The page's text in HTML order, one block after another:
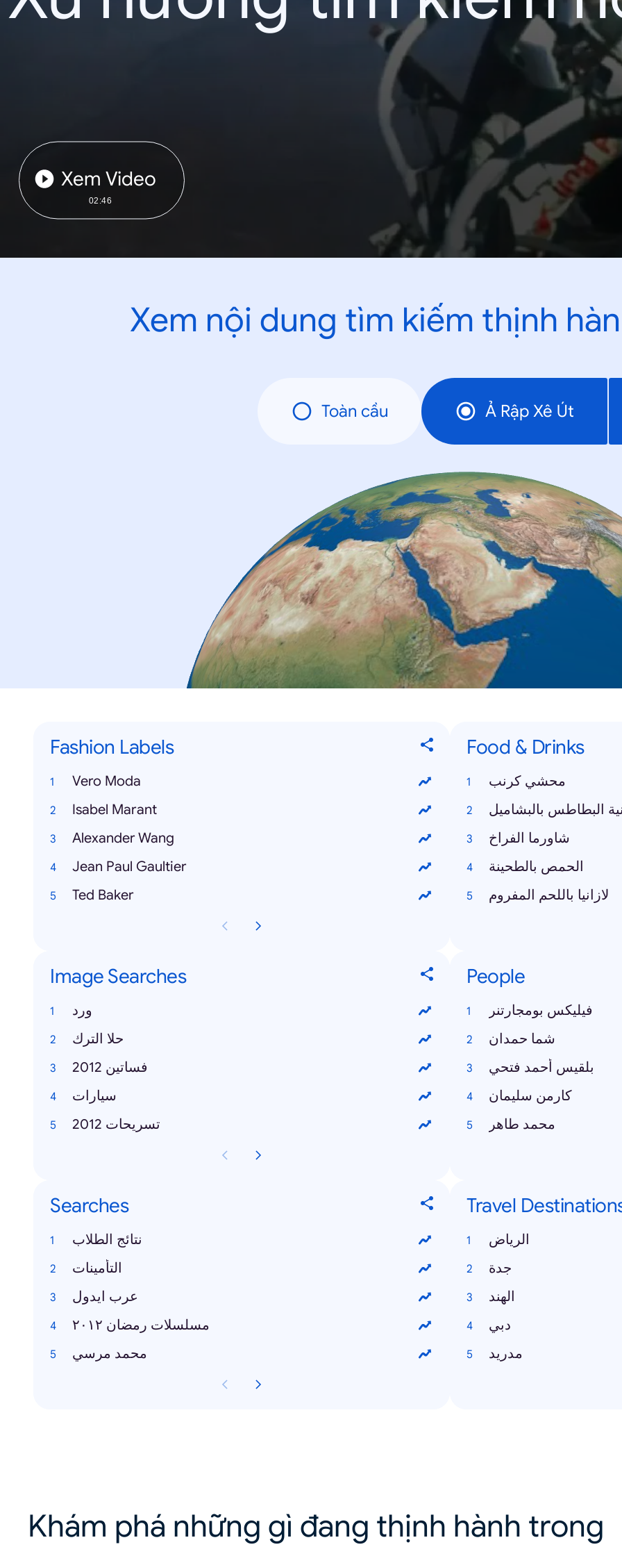
Xem Video
02:46
Xem nội dung tìm kiếm thịnh
Toàn cầu Ả Rập Xê Út
Fashion Labels
Vero Moda
Isabel Marant
Alexander Wang
Jean Paul Gaultier
Ted Baker
Food & Drinks
محشي كرنب
البطاطس بالبشاميل
شاورما الفراخ
الحمص بالطحينة
لازانيا باللحم المفروم
Image Searches
ورد
حلا الترك
فساتين 2012
سيارات
تسريحات 2012
People
فيليكس بومجارتنر
شما حمدان
بلقيس أحمد فتحي
كارمن سليمان
محمد طاهر
Searches
نتائج الطلاب
التأمينات
عرب ايدول
مسلسلات رمضان ٢٠١٢
محمد مرسي
Travel
الرياض
جدة
الهند
دبي
مدريد
Khám phá những gì đang thịnh hành trong